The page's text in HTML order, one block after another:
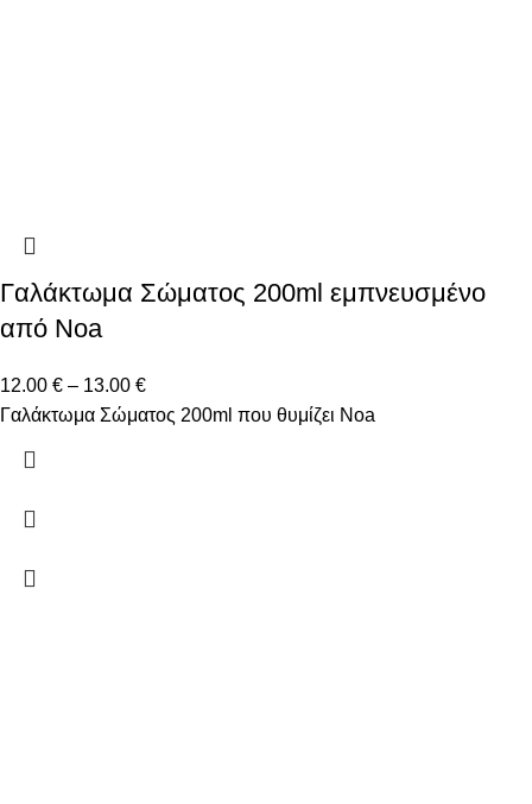
Γαλάκτωμα Σώματος 200ml εμπνευσμένο
από Noa
12.00 € – 13.00 €
Γαλάκτωμα Σώματος 200ml που θυμίζει Noa